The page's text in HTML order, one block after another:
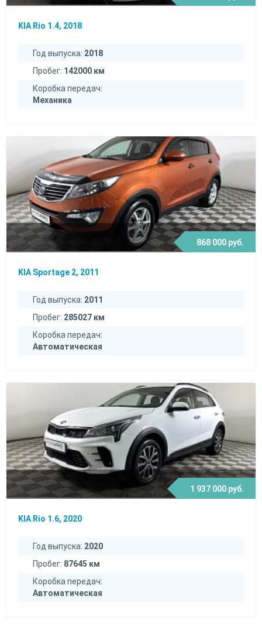
KIA Rio 1.4, 2018
Год выпуска: 2018
Пробег: 142000 км
Коробка передач:
Механика
868 000 руб.
KIA Sportage 2, 2011
Год выпуска: 2011
Пробег: 285027 км
Коробка передач:
Автоматическая
1 937 000 руб.
KIA Rio 1.6, 2020
Год выпуска: 2020
Пробег: 87645 км
Коробка передач:
Автоматическая